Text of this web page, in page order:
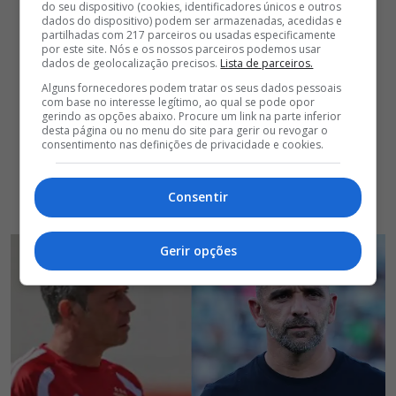
do seu dispositivo (cookies, identificadores únicos e outros
dados do dispositivo) podem ser armazenadas, acedidas e
partilhadas com 217 parceiros ou usadas especificamente
por este site. Nós e os nossos parceiros podemos usar
dados de geolocalização precisos. Lista de parceiros.
Alguns fornecedores podem tratar os seus dados pessoais
com base no interesse legítimo, ao qual se pode opor
gerindo as opções abaixo. Procure um link na parte inferior
desta página ou no menu do site para gerir ou revogar o
consentimento nas definições de privacidade e cookies.
Consentir
Gerir opções